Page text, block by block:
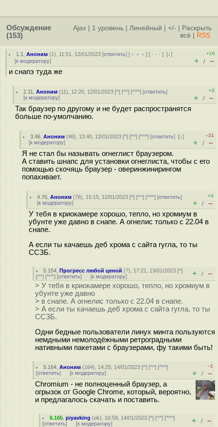
Обсуждение
(153)
Ajax 1 уровень Линейный +/-
Раскрыть
всё
RSS
1.1 ,Аноним (1), 11:51, 12/01/2023 [ответить] [ ﹢﹢﹢] [ · · ·][↓]
[к модератору]
+10
+ / –
и снапэ туда же
2.11 ,Аноним (11), 12:20, 12/01/2023 [^] [^^] [^^^] [ответить]
[к модератору]
+3
+ / –
Так браузер по другому и не будет распространятся
больше по-умолчанию.
3.46 ,Аноним (46), 13:40, 12/01/2023 [^] [^^] [^^^] [ответить][↓]
[к модератору]
–31
+ / –
Я не стал бы называть огнеглист браузером.
А ставить шнапс для установки огнеглиста, чтобы с его
помощью скочяць браузер - оверинжинирингом
попахивает.
4.76 ,Аноним (76), 15:15, 12/01/2023 [^] [^^] [^^^] [ответить]
[к модератору]
+4
+ / –
У тебя в криокамере хорошо, тепло, но хромиум в
убунте уже давно в снапе. А огнелис только с 22.04 в
снапе.
А если ты качаешь деб хрома с сайта гугла, то ты
ССЗБ.
5.154 ,Прогресс любой ценой (?), 17:21, 13/01/2023 [^]
[^^] [^^^] [ответить] [к модератору] + / –
> У тебя в криокамере хорошо, тепло, но хромиум в
убунте уже давно
> в снапе. А огнелис только с 22.04 в снапе.
> А если ты качаешь деб хрома с сайта гугла, то ты
ССЗБ.
Одни бедные пользователи линух минта пользуются
немдными немолодёжными ретроградными
нативными пакетами с браузерами, фу такими быть!
5.164 ,Аноним (164), 14:25, 14/01/2023 [^] [^^] [^^^]
[ответить] [к модератору]
–1
+ / –
Chromium - не полноценный браузер, а
огрызок от Google Chrome, который, вероятно,
и предлагалось скачать и поставить.
6.165 ,piyavking (ok), 16:59, 14/01/2023 [^] [^^] [^^^]
[ответить] [к модератору] + / –